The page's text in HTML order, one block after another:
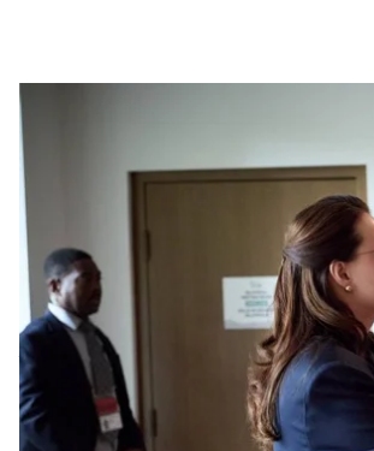
Україна передала Сполученим
на фідбек.
Про це президент Володимир
«Суспільне».
За його словами, список передали
економіки Юлії Свириденко та
керівник Офісу президента
Тоді посадовці обговорювали
Єрмак передали Бессенту той
про дуже велику суму.